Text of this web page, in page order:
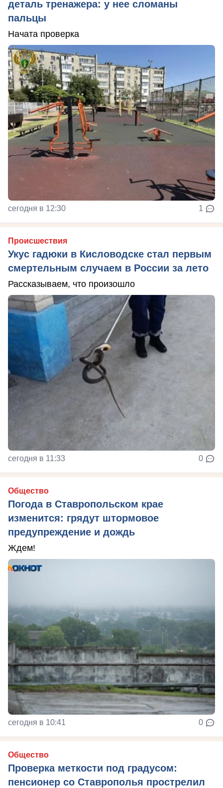
деталь тренажера: у нее сломаны
пальцы
Начата проверка
сегодня в 12:30 1
Происшествия
Укус гадюки в Кисловодске стал первым
смертельным случаем в России за лето
Рассказываем, что произошло
сегодня в 11:33 0
Общество
Погода в Ставропольском крае
изменится: грядут штормовое
предупреждение и дождь
Ждем!
сегодня в 10:41 0
Общество
Проверка меткости под градусом:
пенсионер со Ставрополья прострелил